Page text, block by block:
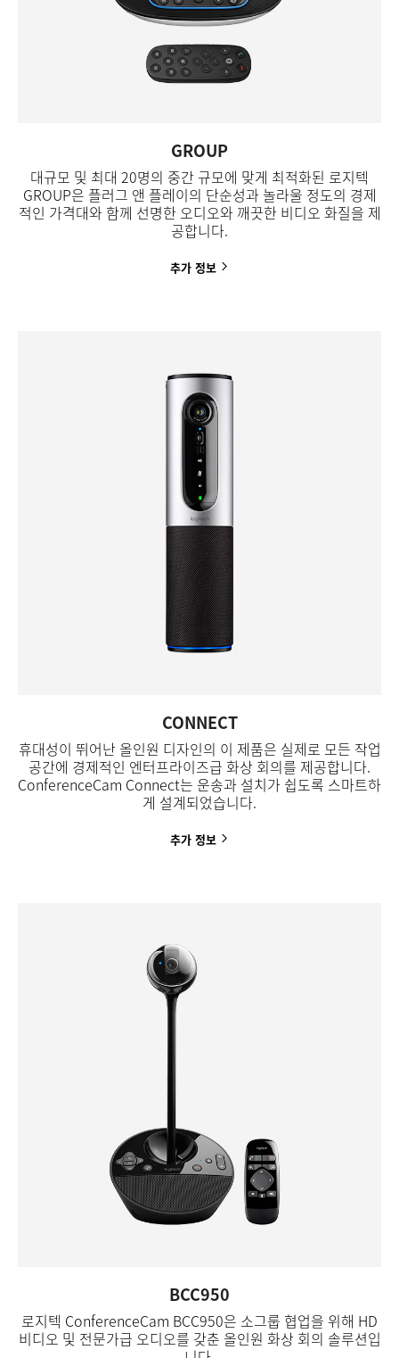
GROUP
대규모 및 최대 20명의 중간 규모에 맞게 최적화된 로지텍
GROUP은 플러그 앤 플레이의 단순성과 놀라울 정도의 경제
적인 가격대와 함께 선명한 오디오와 깨끗한 비디오 화질을 제
공합니다.
추가 정보
CONNECT
휴대성이 뛰어난 올인원 디자인의 이 제품은 실제로 모든 작업
공간에 경제적인 엔터프라이즈급 화상 회의를 제공합니다.
ConferenceCam Connect는 운송과 설치가 쉽도록 스마트하
게 설계되었습니다.
추가 정보
BCC950
로지텍 ConferenceCam BCC950은 소그룹 협업을 위해 HD
비디오 및 전문가급 오디오를 갖춘 올인원 화상 회의 솔루션입